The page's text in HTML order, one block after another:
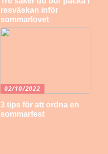
resväskan inför
sommarlovet
02/10/2022
3 tips för att ordna en
sommarfest